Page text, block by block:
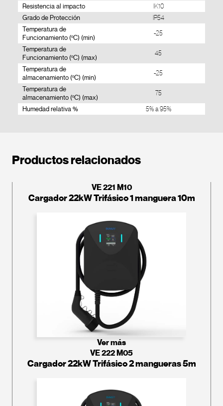
Resistencia al impacto IK10
Grado de Protección IP54
Temperatura de
Funcionamiento (ºC) (min)
-25
Temperatura de
Funcionamiento (ºC) (max)
45
Temperatura de
almacenamiento (ºC) (min)
-25
Temperatura de
almacenamiento (ºC) (max)
75
Humedad relativa % 5% a 95%
Productos relacionados
VE 221 M10
Cargador 22kW Trifásico 1 manguera 10m
Ver más
VE 222 M05
Cargador 22kW Trifásico 2 mangueras 5m